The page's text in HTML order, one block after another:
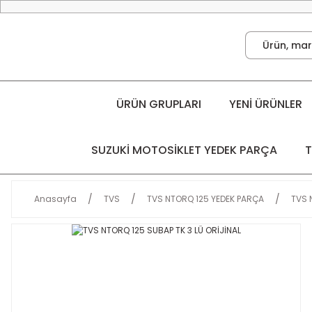
ÜRÜN GRUPLARI YENİ ÜRÜNLER
SUZUKİ MOTOSİKLET YEDEK PARÇA
Anasayfa TVS TVS NTORQ 125 YEDEK PARÇA TVS